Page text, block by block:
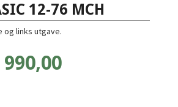
12-76 MCH
og links utgave.
990,00